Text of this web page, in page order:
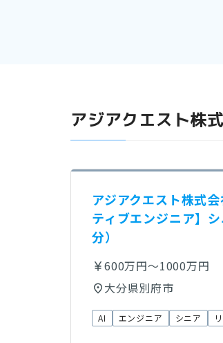
アジアクエスト株
アジアクエスト株式
ティブエンジニア】
分）
600万円～1000万円
大分県別府市
AI エンジニア シニア